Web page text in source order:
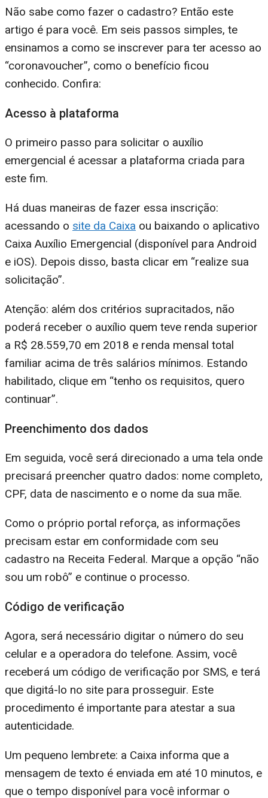
Não sabe como fazer o cadastro? Então este
artigo é para você. Em seis passos simples, te
ensinamos a como se inscrever para ter acesso ao
“coronavoucher”, como o benefício ficou
conhecido. Confira:
Acesso à plataforma
O primeiro passo para solicitar o auxílio
emergencial é acessar a plataforma criada para
este fim.
Há duas maneiras de fazer essa inscrição:
acessando o site da Caixa ou baixando o aplicativo
Caixa Auxílio Emergencial (disponível para Android
e iOS). Depois disso, basta clicar em “realize sua
solicitação”.
Atenção: além dos critérios supracitados, não
poderá receber o auxílio quem teve renda superior
a R$ 28.559,70 em 2018 e renda mensal total
familiar acima de três salários mínimos. Estando
habilitado, clique em “tenho os requisitos, quero
continuar”.
Preenchimento dos dados
Em seguida, você será direcionado a uma tela onde
precisará preencher quatro dados: nome completo,
CPF, data de nascimento e o nome da sua mãe.
Como o próprio portal reforça, as informações
precisam estar em conformidade com seu
cadastro na Receita Federal. Marque a opção “não
sou um robô” e continue o processo.
Código de verificação
Agora, será necessário digitar o número do seu
celular e a operadora do telefone. Assim, você
receberá um código de verificação por SMS, e terá
que digitá-lo no site para prosseguir. Este
procedimento é importante para atestar a sua
autenticidade.
Um pequeno lembrete: a Caixa informa que a
mensagem de texto é enviada em até 10 minutos, e
que o tempo disponível para você informar o